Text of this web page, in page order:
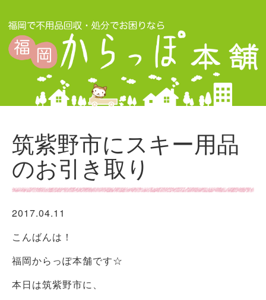
筑紫野市にスキー用品
のお引き取り
2017.04.11
こんばんは！
福岡からっぽ本舗です☆
本日は筑紫野市に、